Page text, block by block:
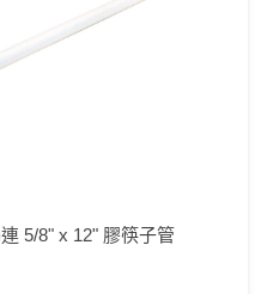
5/8" x 12" 膠筷子管